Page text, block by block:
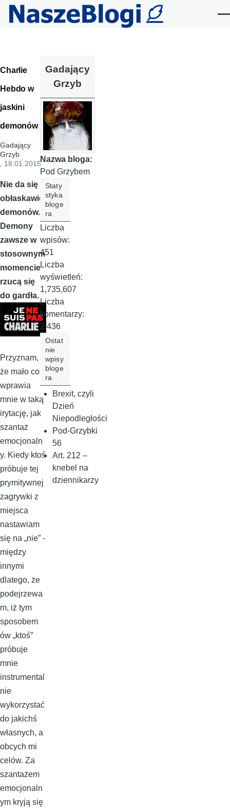
Przejdź do treści
Charlie
Hebdo w
jaskini
demonów
Gadający
Grzyb
, 18.01.2015
Nie da się
obłaskawić
demonów.
Demony
zawsze w
stosownym
momencie
rzucą się
do gardła.
Przyznam,
że mało co
wprawia
mnie w taką
irytację, jak
szantaż
emocjonaln
y. Kiedy ktoś
próbuje tej
prymitywnej
zagrywki z
miejsca
nastawiam
się na „nie” -
między
innymi
dlatego, że
podejrzewa
m, iż tym
sposobem
ów „ktoś”
próbuje
mnie
instrumental
nie
wykorzystać
do jakichś
własnych, a
obcych mi
celów. Za
szantażem
emocjonaln
ym kryją się
Gadający
Grzyb
Nazwa bloga:
Pod Grzybem
Staty
styka
bloge
ra
Liczba
wpisów:
451
Liczba
wyświetleń:
1,735,607
Liczba
komentarzy:
2,436
Ostat
nie
wpisy
bloge
ra
Brexit, czyli
Dzień
Niepodległości
Pod-Grzybki
56
Art. 212 –
knebel na
dziennikarzy